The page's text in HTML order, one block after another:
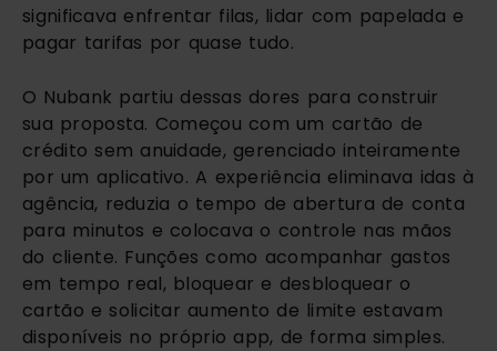
significava enfrentar filas, lidar com papelada e
pagar tarifas por quase tudo.
O Nubank partiu dessas dores para construir
sua proposta. Começou com um cartão de
crédito sem anuidade, gerenciado inteiramente
por um aplicativo. A experiência eliminava idas à
agência, reduzia o tempo de abertura de conta
para minutos e colocava o controle nas mãos
do cliente. Funções como acompanhar gastos
em tempo real, bloquear e desbloquear o
cartão e solicitar aumento de limite estavam
disponíveis no próprio app, de forma simples.